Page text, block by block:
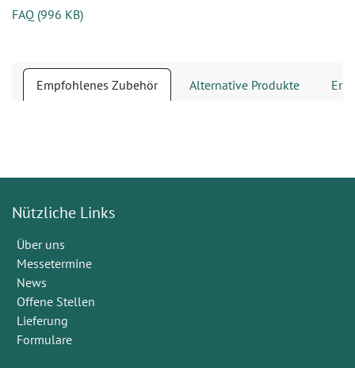
FAQ (996 KB)
Empfohlenes Zubehör Alternative Produkte
Nützliche Links
Über uns
Messetermine
News
Offene Stellen
Lieferung
Formulare